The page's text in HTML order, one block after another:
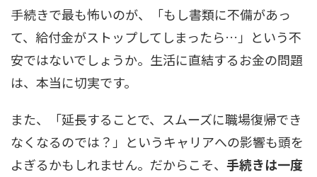
手続きで最も怖いのが、「もし書類に不備があっ
て、給付金がストップしてしまったら…」という不
安ではないでしょうか。生活に直結するお金の問題
は、本当に切実です。
また、「延長することで、スムーズに職場復帰でき
なくなるのでは？」というキャリアへの影響も頭を
よぎるかもしれません。だからこそ、 手続きは一度